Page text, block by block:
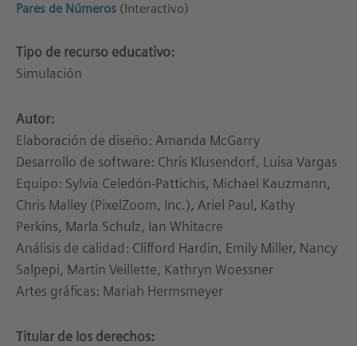
Pares de Números (Interactivo)
Tipo de recurso educativo:
Simulación
Autor:
Elaboración de diseño: Amanda McGarry
Desarrollo de software: Chris Klusendorf, Luisa Vargas
Equipo: Sylvia Celedón-Pattichis, Michael Kauzmann,
Chris Malley (PixelZoom, Inc.), Ariel Paul, Kathy
Perkins, Marla Schulz, Ian Whitacre
Análisis de calidad: Clifford Hardin, Emily Miller, Nancy
Salpepi, Martin Veillette, Kathryn Woessner
Artes gráficas: Mariah Hermsmeyer
Titular de los derechos: